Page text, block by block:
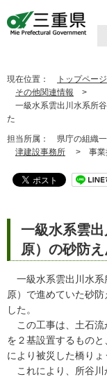
現在位置： トップページ
その他関連情報 >
一級水系雲出川水系所
た
担当所属： 県庁の組織
津建設事務所 > 事業
一級水系雲
原）の砂防
一級水系雲出川水系
原）で進めていた砂
した。
この工事は、土石流
を２基設置するもの
により被災した橋りょ
これにより、所谷川